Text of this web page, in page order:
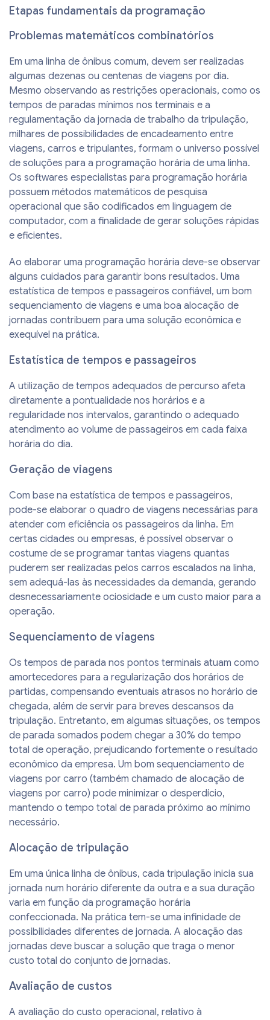
Etapas fundamentais da programação
Problemas matemáticos combinatórios
Em uma linha de ônibus comum, devem ser realizadas
algumas dezenas ou centenas de viagens por dia.
Mesmo observando as restrições operacionais, como os
tempos de paradas mínimos nos terminais e a
regulamentação da jornada de trabalho da tripulação,
milhares de possibilidades de encadeamento entre
viagens, carros e tripulantes, formam o universo possível
de soluções para a programação horária de uma linha.
Os softwares especialistas para programação horária
possuem métodos matemáticos de pesquisa
operacional que são codificados em linguagem de
computador, com a finalidade de gerar soluções rápidas
e eficientes.
Ao elaborar uma programação horária deve-se observar
alguns cuidados para garantir bons resultados. Uma
estatística de tempos e passageiros confiável, um bom
sequenciamento de viagens e uma boa alocação de
jornadas contribuem para uma solução econômica e
exequível na prática.
Estatística de tempos e passageiros
A utilização de tempos adequados de percurso afeta
diretamente a pontualidade nos horários e a
regularidade nos intervalos, garantindo o adequado
atendimento ao volume de passageiros em cada faixa
horária do dia.
Geração de viagens
Com base na estatística de tempos e passageiros,
pode-se elaborar o quadro de viagens necessárias para
atender com eficiência os passageiros da linha. Em
certas cidades ou empresas, é possível observar o
costume de se programar tantas viagens quantas
puderem ser realizadas pelos carros escalados na linha,
sem adequá-las às necessidades da demanda, gerando
desnecessariamente ociosidade e um custo maior para a
operação.
Sequenciamento de viagens
Os tempos de parada nos pontos terminais atuam como
amortecedores para a regularização dos horários de
partidas, compensando eventuais atrasos no horário de
chegada, além de servir para breves descansos da
tripulação. Entretanto, em algumas situações, os tempos
de parada somados podem chegar a 30% do tempo
total de operação, prejudicando fortemente o resultado
econômico da empresa. Um bom sequenciamento de
viagens por carro (também chamado de alocação de
viagens por carro) pode minimizar o desperdício,
mantendo o tempo total de parada próximo ao mínimo
necessário.
Alocação de tripulação
Em uma única linha de ônibus, cada tripulação inicia sua
jornada num horário diferente da outra e a sua duração
varia em função da programação horária
confeccionada. Na prática tem-se uma infinidade de
possibilidades diferentes de jornada. A alocação das
jornadas deve buscar a solução que traga o menor
custo total do conjunto de jornadas.
Avaliação de custos
A avaliação do custo operacional, relativo à